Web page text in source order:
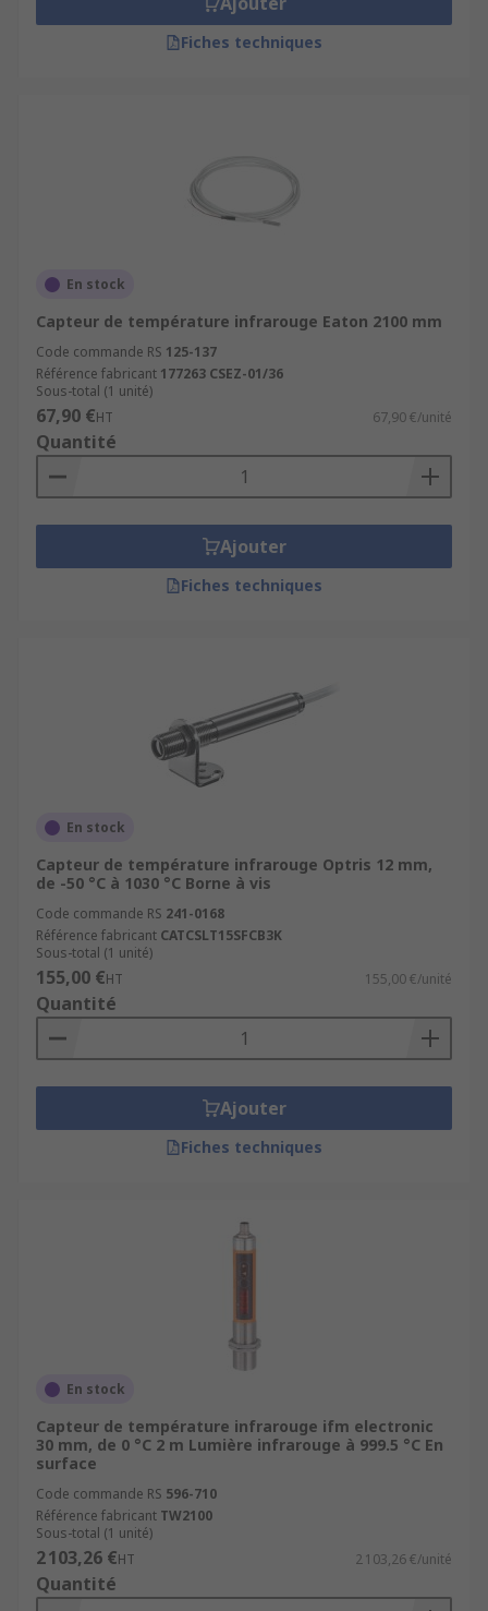
Fiches techniques
En stock
Capteur de température infrarouge Eaton 2100 mm
Code commande RS 125-137
Référence fabricant 177263 CSEZ-01/36
Sous-total (1 unité)
67,90 €HT 67,90 €/unité
Quantité
Ajouter
Fiches techniques
En stock
Capteur de température infrarouge Optris 12 mm,
de -50 °C à 1030 °C Borne à vis
Code commande RS 241-0168
Référence fabricant CATCSLT15SFCB3K
Sous-total (1 unité)
155,00 €HT 155,00 €/unité
Quantité
Ajouter
Fiches techniques
En stock
Capteur de température infrarouge ifm electronic
30 mm, de 0 °C 2 m Lumière infrarouge à 999.5 °C En
surface
Code commande RS 596-710
Référence fabricant TW2100
Sous-total (1 unité)
2 103,26 €HT 2 103,26 €/unité
Quantité